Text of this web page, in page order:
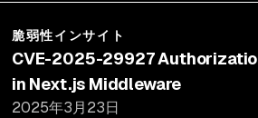
脆弱性インサイト
CVE-2025-29927
in Next.js Middleware
2025年3月23日